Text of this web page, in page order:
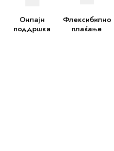
Онлајн
поддршка
Флексибилно
плаќање